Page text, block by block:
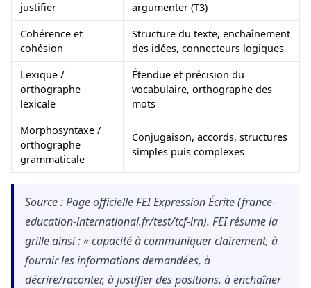
justifier
argumenter (T3)
Cohérence et
cohésion
Structure du texte, enchaînement
des idées, connecteurs logiques
Lexique /
orthographe
lexicale
Étendue et précision du
vocabulaire, orthographe des
mots
Morphosyntaxe /
orthographe
grammaticale
Conjugaison, accords, structures
simples puis complexes
Source : Page officielle FEI Expression Écrite (france-
education-international.fr/test/tcf-irn). FEI résume la
grille ainsi : « capacité à communiquer clairement, à
fournir les informations demandées, à
décrire/raconter, à justifier des positions, à enchaîner